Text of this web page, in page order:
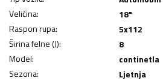
Veličina:
18"
Raspon rupa:
5x112
Širina felne (J):
8
Model:
continetla
Sezona:
Ljetnja